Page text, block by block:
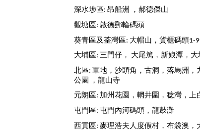
深水埗區: 昂船洲 ，郝德傑山
觀塘區: 啟德郵輪碼頭
葵青區及荃灣區: 大帽山，貨櫃碼頭1-
大埔區: 三門仔， 大尾篤，新娘潭，
北區: 軍地，沙頭角，古洞，落馬洲
公園 ，龍山寺
元朗區: 加州花園，輞井圍，稔灣，
屯門區: 屯門內河碼頭，龍鼓灘
西貢區: 麥理浩夫人度假村，布袋澳，